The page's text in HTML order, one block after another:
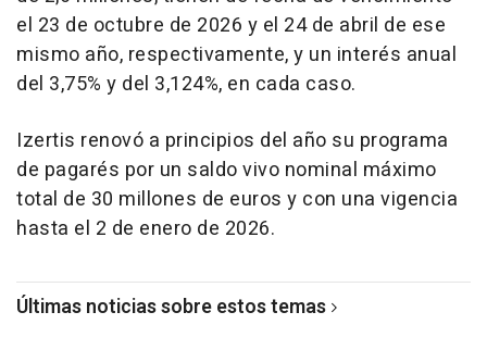
el 23 de octubre de 2026 y el 24 de abril de ese
mismo año, respectivamente, y un interés anual
del 3,75% y del 3,124%, en cada caso.
Izertis renovó a principios del año su programa
de pagarés por un saldo vivo nominal máximo
total de 30 millones de euros y con una vigencia
hasta el 2 de enero de 2026.
Últimas noticias sobre estos temas